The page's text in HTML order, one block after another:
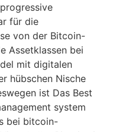
für die
von der Bitcoin-
Assetklassen bei
mit digitalen
hübschen Nische
ist Das Best
system
bei bitcoin-